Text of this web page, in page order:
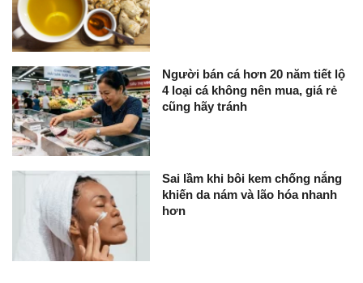
Người bán cá hơn 20 năm tiết lộ
4 loại cá không nên mua, giá rẻ
cũng hãy tránh
Sai lầm khi bôi kem chống nắng
khiến da nám và lão hóa nhanh
hơn